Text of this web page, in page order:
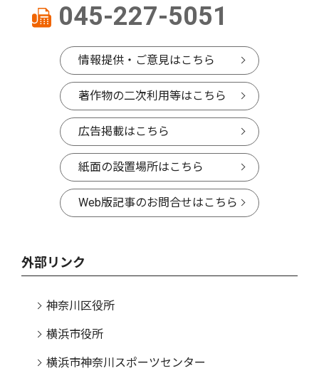
045-227-5051
情報提供・ご意見はこちら
著作物の二次利用等はこちら
広告掲載はこちら
紙面の設置場所はこちら
Web版記事のお問合せはこちら
外部リンク
神奈川区役所
横浜市役所
横浜市神奈川スポーツセンター